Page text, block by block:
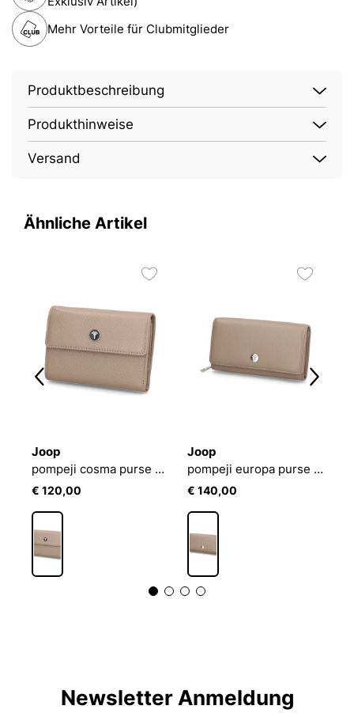
Mehr Vorteile für Clubmitglieder
Produktbeschreibung
Produkthinweise
Versand
Ähnliche Artikel
Joop
pompeji cosma purse mh10f
€ 120,00
Joop
pompeji europa purse lh10f
€ 140,00
Newsletter Anmeldung